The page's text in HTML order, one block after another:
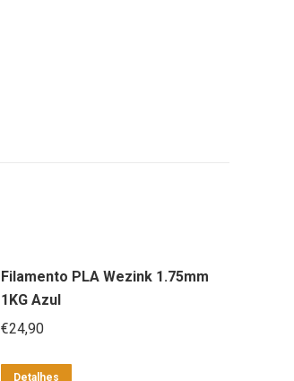
Filamento PLA Wezink 1.75mm
1KG Azul
€24,90
Detalhes